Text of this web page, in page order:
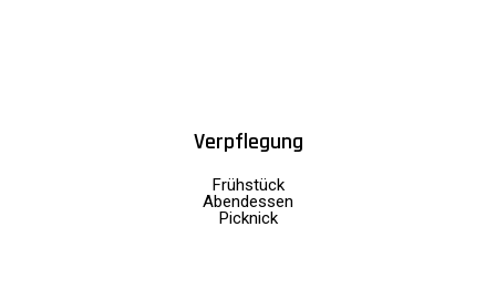
Verpflegung
Frühstück
Abendessen
Picknick